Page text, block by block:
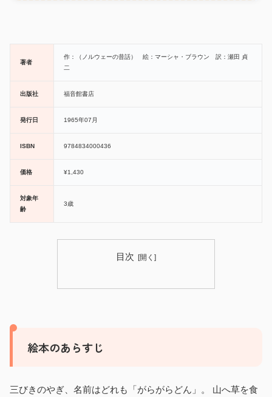
著者
作：（ノルウェーの昔話） 絵：マーシャ・ブラウン 訳：瀬田 貞
二
出版社 福音館書店
発行日 1965年07月
ISBN 9784834000436
価格 ¥1,430
対象年
齢
3歳
目次
絵本のあらすじ
三びきのやぎ、名前はどれも「がらがらどん」。 山へ草を食